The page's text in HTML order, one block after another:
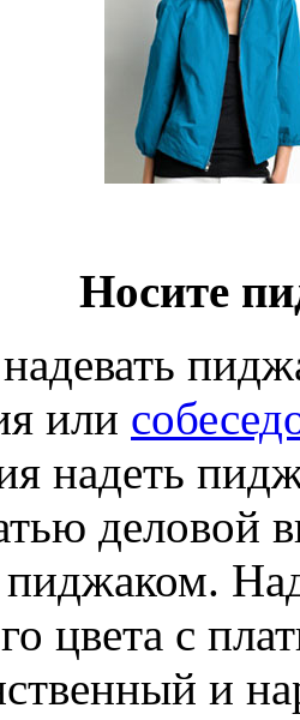
Носите
или
надеть
деловой
цвета с
и